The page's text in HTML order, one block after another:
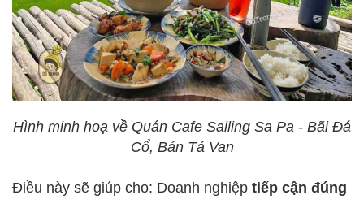
Hình minh hoạ về Quán Cafe Sailing Sa Pa - Bãi Đá
Cổ, Bản Tả Van
Điều này sẽ giúp cho: Doanh nghiệp tiếp cận đúng